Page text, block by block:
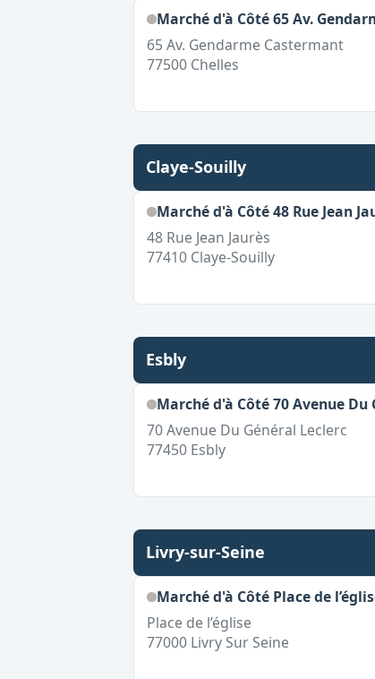
Marché d'à Côté 65 Av.
65 Av. Gendarme Castermant
77500 Chelles
Claye-Souilly
Marché d'à Côté 48 Rue Jean
48 Rue Jean Jaurès
77410 Claye-Souilly
Esbly
Marché d'à Côté 70 Avenue Du
70 Avenue Du Général Leclerc
77450 Esbly
Livry-sur-Seine
Marché d'à Côté Place de
Place de l’église
77000 Livry Sur Seine